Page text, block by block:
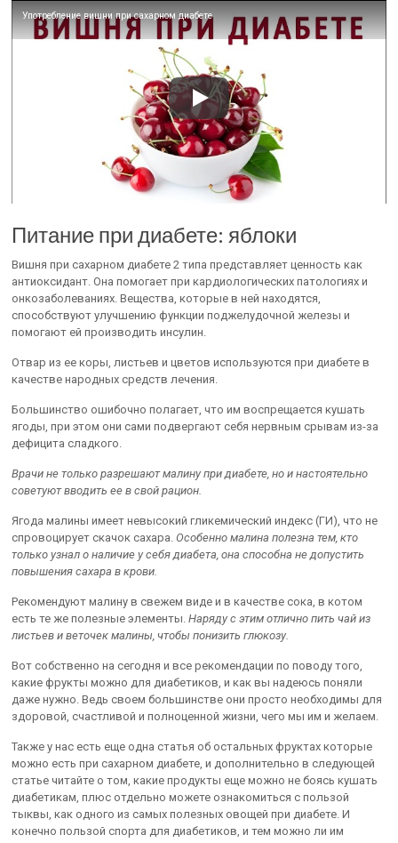
Употребление вишни при сахарном диабете
Питание при диабете: яблоки
Вишня при сахарном диабете 2 типа представляет ценность как
антиоксидант. Она помогает при кардиологических патологиях и
онкозаболеваниях. Вещества, которые в ней находятся,
способствуют улучшению функции поджелудочной железы и
помогают ей производить инсулин.
Отвар из ее коры, листьев и цветов используются при диабете в
качестве народных средств лечения.
Большинство ошибочно полагает, что им воспрещается кушать
ягоды, при этом они сами подвергают себя нервным срывам из-за
дефицита сладкого.
Врачи не только разрешают малину при диабете, но и настоятельно
советуют вводить ее в свой рацион.
Ягода малины имеет невысокий гликемический индекс (ГИ), что не
спровоцирует скачок сахара.Особенно малина полезна тем, кто
только узнал о наличие у себя диабета, она способна не допустить
повышения сахара в крови.
Рекомендуют малину в свежем виде и в качестве сока, в котом
есть те же полезные элементы.Наряду с этим отлично пить чай из
листьев и веточек малины, чтобы понизить глюкозу.
Вот собственно на сегодня и все рекомендации по поводу того,
какие фрукты можно для диабетиков, и как вы надеюсь поняли
даже нужно. Ведь своем большинстве они просто необходимы для
здоровой, счастливой и полноценной жизни, чего мы им и желаем.
Также у нас есть еще одна статья об остальных фруктах которые
можно есть при сахарном диабете, и дополнительно в следующей
статье читайте о том, какие продукты еще можно не боясь кушать
диабетикам, плюс отдельно можете ознакомиться с пользой
тыквы, как одного из самых полезных овощей при диабете. И
конечно пользой спорта для диабетиков, и тем можно ли им